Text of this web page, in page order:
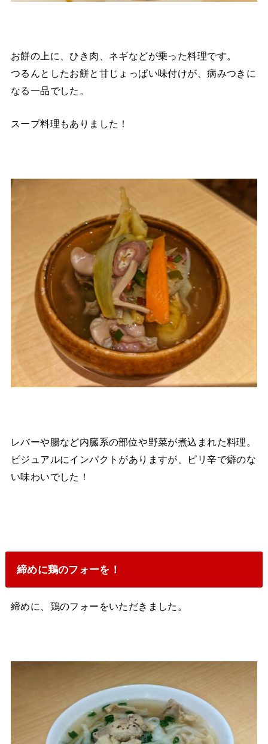
お餅の上に、ひき肉、ネギなどが乗った料理です。
つるんとしたお餅と甘じょっぱい味付けが、病みつきに
なる一品でした。
スープ料理もありました！
レバーや腸など内臓系の部位や野菜が煮込まれた料理。
ビジュアルにインパクトがありますが、ピリ辛で癖のな
い味わいでした！
締めに鶏のフォーを！
締めに、鶏のフォーをいただきました。